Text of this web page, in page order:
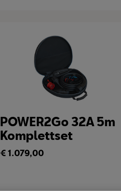
POWER2Go 32A 5m
Komplettset
€1.079,00